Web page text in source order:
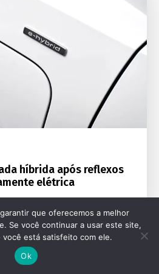
híbrida após reflexos
elétrica
que oferecemos a melhor
Se você continuar a usar este site,
você está satisfeito com ele.
Ok